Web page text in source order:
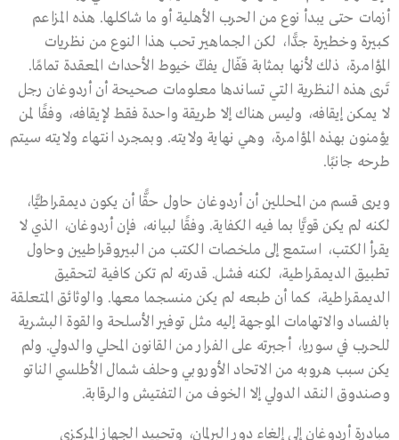
أزمات حتى يبدأ نوع من الحرب الأهلية أو ما شاكلها. هذه المزاعم
كبيرة وخطيرة جدًّا، لكن الجماهير تحب هذا النوع من نظريات
المؤامرة، ذلك لأنها بمثابة قفّال يفكّ خيوط الأحداث المعقدة تمامًا.
تَرى هذه النظرية التي تساندها معلومات صحيحة أن أردوغان رجل
لا يمكن إيقافه، وليس هناك إلا طريقة واحدة فقط لإيقافه، وفقًا لمن
يؤمنون بهذه المؤامرة، وهي نهاية ولايته. وبمجرد انتهاء ولايته سيتم
طرحه جانبًا.
ويرى قسم من المحللين أن أردوغان حاول حقًّا أن يكون ديمقراطيًّا،
لكنه لم يكن قويًّا بما فيه الكفاية. وفقًا لبيانه، فإن أردوغان، الذي لا
يقرأ الكتب، استمع إلى ملخصات الكتب من البيروقراطيين وحاول
تطبيق الديمقراطية، لكنه فشل. قدرته لم تكن كافية لتحقيق
الديمقراطية، كما أن طبعه لم يكن منسجما معها. والوثائق المتعلقة
بالفساد والاتهامات الموجهة إليه مثل توفير الأسلحة والقوة البشرية
للحرب في سوريا، أجبرته على الفرار من القانون المحلي والدولي. ولم
يكن سبب هروبه من الاتحاد الأوروبي وحلف شمال الأطلسي الناتو
وصندوق النقد الدولي إلا الخوف من التفتيش والرقابة.
مبادرة أردوغان إلى إلغاء دور البرلمان، وتحييد الجهاز المركزي